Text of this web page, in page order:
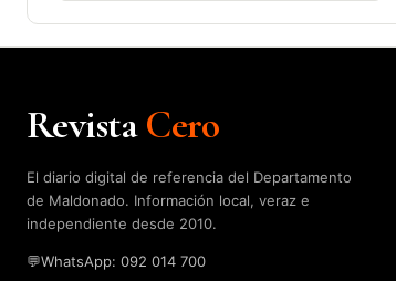
RevistaCero
El diario digital de referencia del Departamento
de Maldonado. Información local, veraz e
independiente desde 2010.
💬WhatsApp: 092 014 700